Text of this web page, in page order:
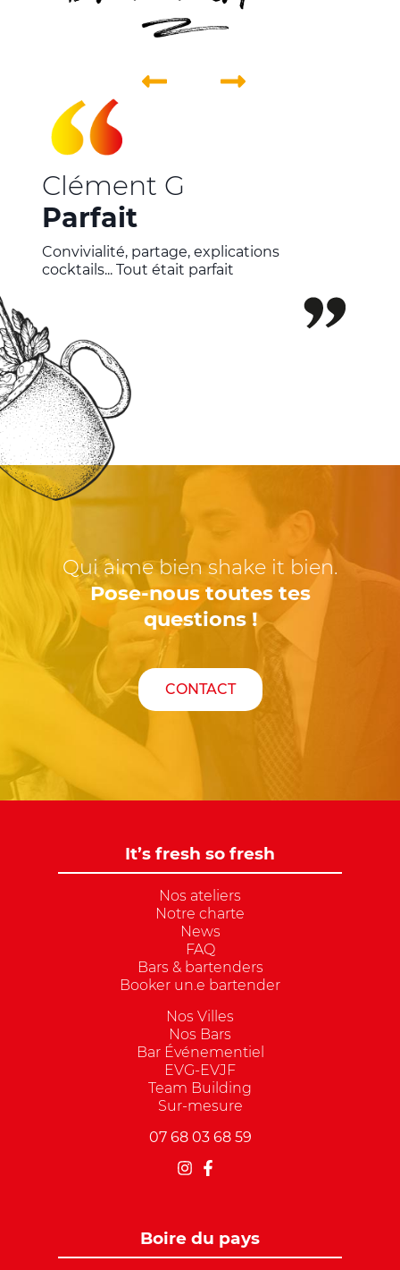
Clément G
Parfait
Convivialité, partage, explications
cocktails... Tout était parfait
Qui aime bien shake it bien.
Pose-nous toutes tes
questions !
CONTACT
It’s fresh so fresh
Nos ateliers
Notre charte
News
FAQ
Bars & bartenders
Booker un.e bartender
Nos Villes
Nos Bars
Bar Événementiel
EVG-EVJF
Team Building
Sur-mesure
07 68 03 68 59
Boire du pays